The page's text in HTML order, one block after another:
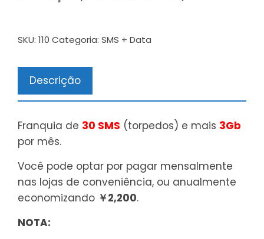
SKU: 110 Categoria: SMS + Data
Descrição
Franquia de 30 SMS (torpedos) e mais 3Gb
por mês.
Você pode optar por pagar mensalmente
nas lojas de conveniência, ou anualmente
economizando ￥2,200.
NOTA: